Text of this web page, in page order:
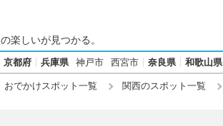
楽しいが見つかる。
京都府 兵庫県 神戸市 西宮市 奈良県 和歌山県
おでかけスポット一覧 関西のスポット一覧